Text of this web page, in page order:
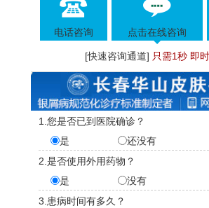
电话咨询 点击在线咨询
[快速咨询通道] 只需1秒 即
1.您是否已到医院确诊？
是
还没有
2.是否使用外用药物？
是
没有
3.患病时间有多久？